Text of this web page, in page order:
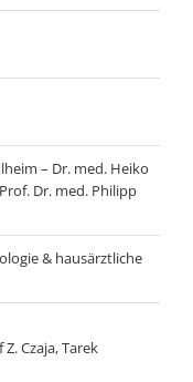
– Dr. med. Heiko
Dr. med. Philipp
& hausärztliche
Czaja, Tarek